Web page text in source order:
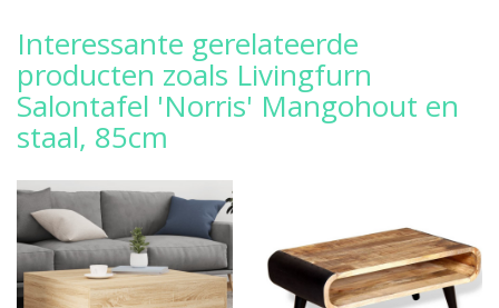
Interessante gerelateerde
producten zoals Livingfurn
Salontafel 'Norris' Mangohout en
staal, 85cm